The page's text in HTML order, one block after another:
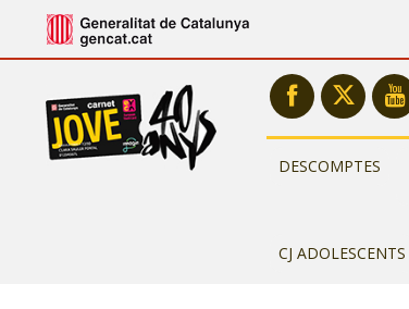
DESCOMPTES
CJ ADOLESCENTS